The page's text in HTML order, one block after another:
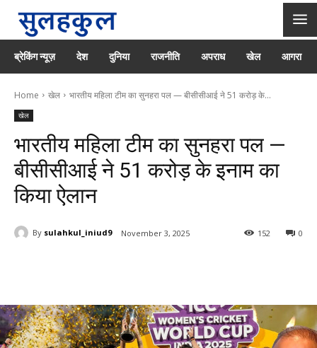
ब्रेकिंग न्यूज़ देश दुनिया राजनीति अपराध खेल आगरा
Home खेल भारतीय महिला टीम का सुनहरा पल — बीसीसीआई ने 51 करोड़ के...
खेल
भारतीय महिला टीम का सुनहरा पल —
बीसीसीआई ने 51 करोड़ के इनाम का
किया ऐलान
By sulahkul_iniud9 November 3, 2025 0
152